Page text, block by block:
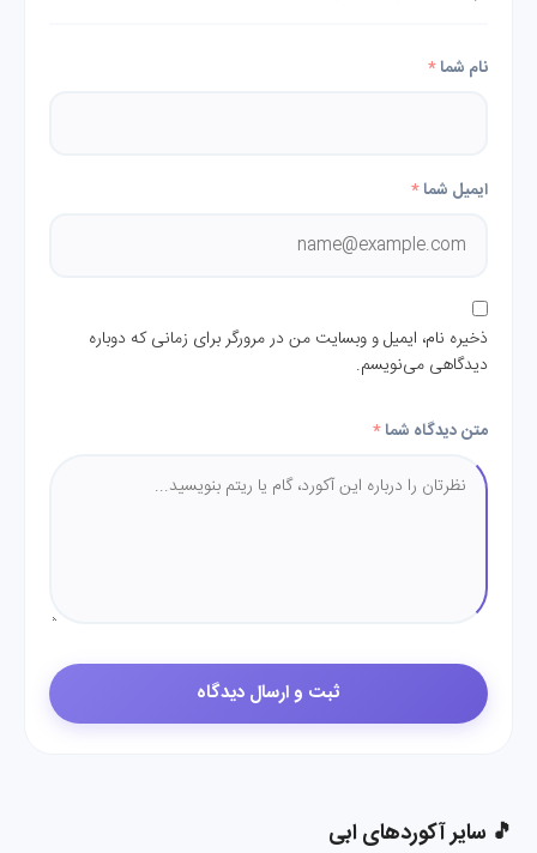
نام شما*
ایمیل شما*
ذخیره نام، ایمیل و وبسایت من در مرورگر برای زمانی که دوباره
دیدگاهی می‌نویسم.
متن دیدگاه شما*
🎵 سایر آکوردهای ابی